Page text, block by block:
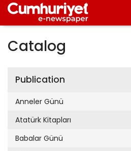
Catalog
Publication
Anneler Günü
Atatürk Kitapları
Babalar Günü